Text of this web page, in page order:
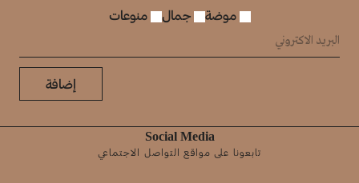
موضة جمال منوعات
إضافة
Social Media
تابعونا على مواقع التواصل الاجتماعي